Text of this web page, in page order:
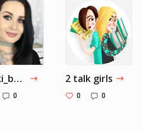
lenski_beauty
0
2 talk girls
0 0